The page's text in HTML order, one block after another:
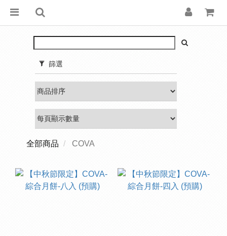
篩選
全部商品 COVA